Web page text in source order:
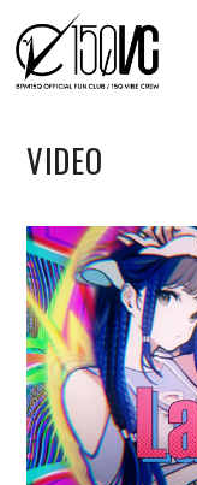
SCHEDULE
MOVIE
BLOG
OFFICIAL HP
VIDEO